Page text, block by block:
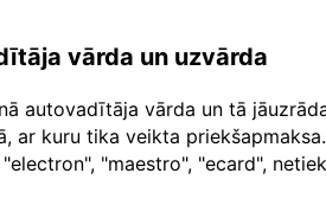
vārda un uzvārda
autovadītāja vārda un tā
kuru tika veikta
"maestro", "ecard",